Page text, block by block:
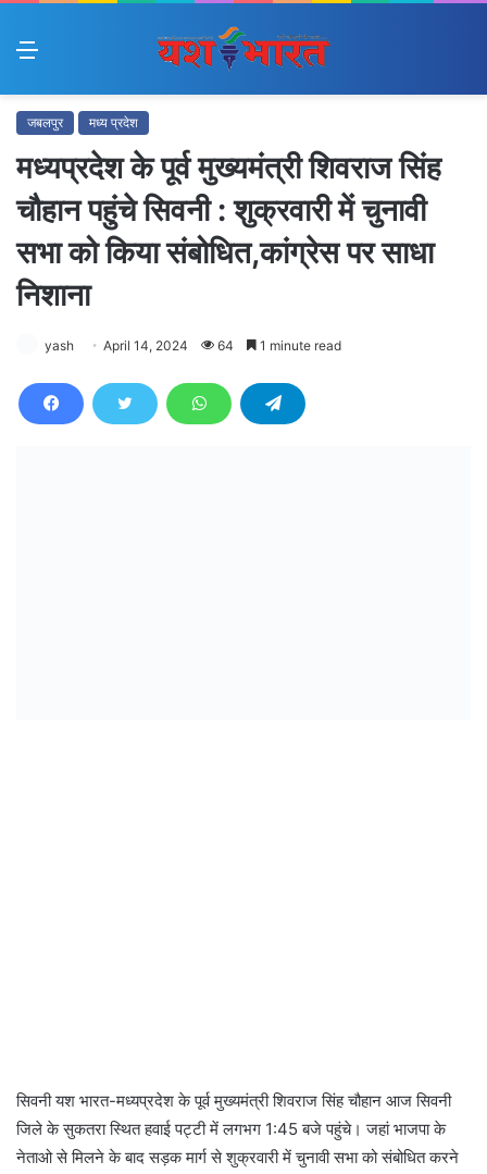
Menu
जबलपुर मध्य प्रदेश
मध्यप्रदेश के पूर्व मुख्यमंत्री शिवराज सिंह
चौहान पहुंचे सिवनी : शुक्रवारी में चुनावी
सभा को किया संबोधित,कांग्रेस पर साधा
निशाना
yash April 14, 2024 64 1 minute read
सिवनी यश भारत-मध्यप्रदेश के पूर्व मुख्यमंत्री शिवराज सिंह चौहान आज सिवनी
जिले के सुकतरा स्थित हवाई पट्टी में लगभग 1:45 बजे पहुंचे। जहां भाजपा के
नेताओ से मिलने के बाद सड़क मार्ग से शुक्रवारी में चुनावी सभा को संबोधित करने